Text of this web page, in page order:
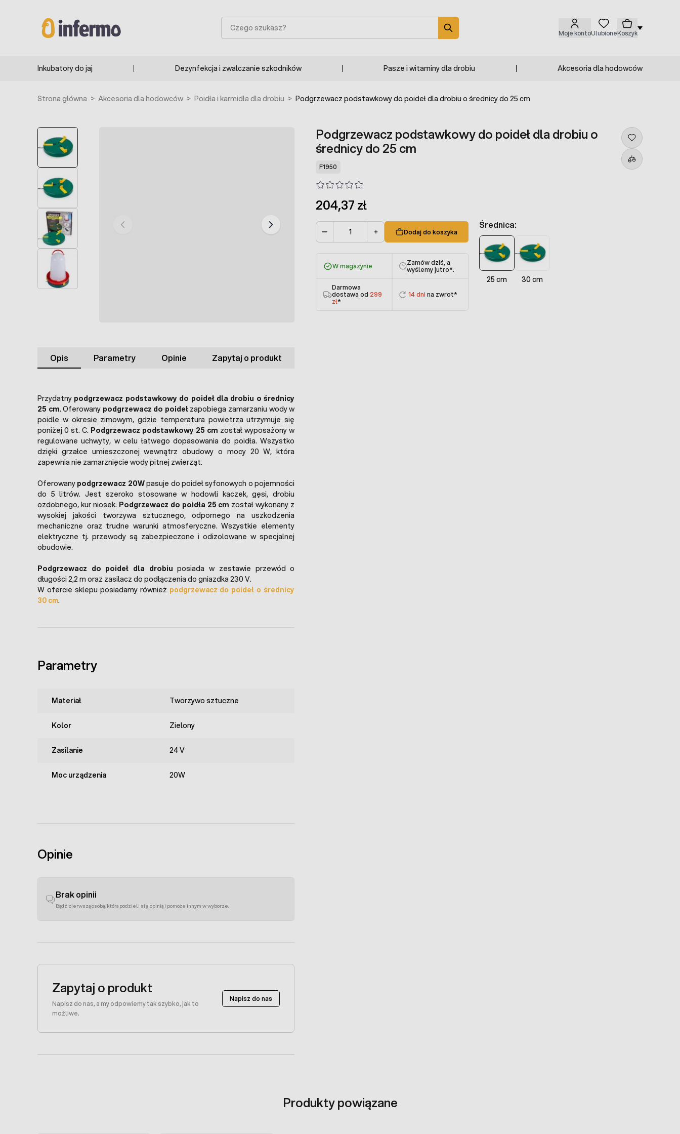
Moje kontoUlubioneKoszyk
Szukaj
Inkubatory do jaj Dezynfekcja i zwalczanie szkodników Pasze i witaminy dla drobiu Akcesoria dla hodowców
Strona główna > Akcesoria dla hodowców > Poidła i karmidła dla drobiu > Podgrzewacz podstawkowy do poideł dla drobiu o średnicy do 25 cm
Podgrzewacz podstawkowy do poideł dla drobiu o
średnicy do 25 cm
F1950
204,37 zł
Dodaj do koszyka
Średnica:
25 cm 30 cm
W magazynie
Zamów dziś, a
wyślemy jutro*.
Darmowa
dostawa od299
zł*
14 dni na zwrot*
Opis Parametry Opinie Zapytaj o produkt
Przydatny podgrzewacz podstawkowy do poideł dla drobiu o średnicy
25 cm. Oferowany podgrzewacz do poideł zapobiega zamarzaniu wody w
poidle w okresie zimowym, gdzie temperatura powietrza utrzymuje się
poniżej 0 st. C. Podgrzewacz podstawkowy 25 cm został wyposażony w
regulowane uchwyty, w celu łatwego dopasowania do poidła. Wszystko
dzięki grzałce umieszczonej wewnątrz obudowy o mocy 20 W, która
zapewnia nie zamarznięcie wody pitnej zwierząt.
Oferowany podgrzewacz 20Wpasuje do poideł syfonowych o pojemności
do 5 litrów. Jest szeroko stosowane w hodowli kaczek, gęsi, drobiu
ozdobnego, kur niosek. Podgrzewacz do poidła 25 cm został wykonany z
wysokiej jakości tworzywa sztucznego, odpornego na uszkodzenia
mechaniczne oraz trudne warunki atmosferyczne. Wszystkie elementy
elektryczne tj. przewody są zabezpieczone i odizolowane w specjalnej
obudowie.
Podgrzewacz do poideł dla drobiu posiada w zestawie przewód o
długości 2,2 m oraz zasilacz do podłączenia do gniazdka 230 V.
W ofercie sklepu posiadamy również podgrzewacz do poideł o średnicy
30 cm.
Parametry
Materiał Tworzywo sztuczne
Kolor Zielony
Zasilanie 24 V
Moc urządzenia 20W
Opinie
Brak opinii
Bądź pierwszą osobą, która podzieli się opinią i pomoże innym w wyborze.
Zapytaj o produkt
Napisz do nas, a my odpowiemy tak szybko, jak to
możliwe.
Napisz do nas
Produkty powiązane